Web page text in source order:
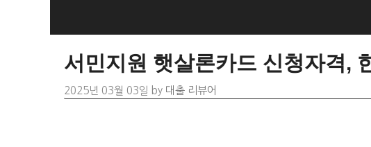
서민지원 햇살론카드 신청자격,
2025년 03월 03일 by 대출 리뷰어